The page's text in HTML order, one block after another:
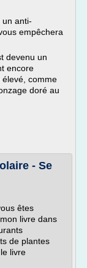
un anti-
empêchera
devenu un
encore
comme
doré au
- Se
êtes
livre dans
de plantes
livre